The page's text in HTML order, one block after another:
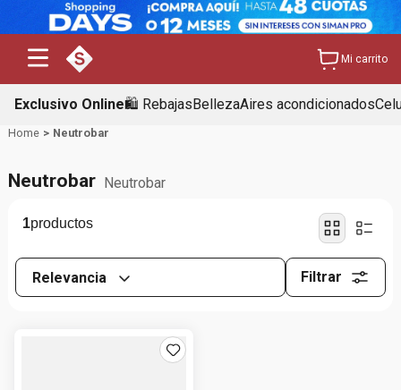
Mi carrito
Exclusivo Online🛍️ RebajasBellezaAires acondicionados
Neutrobar
Neutrobar Neutrobar
1
Relevancia Filtrar